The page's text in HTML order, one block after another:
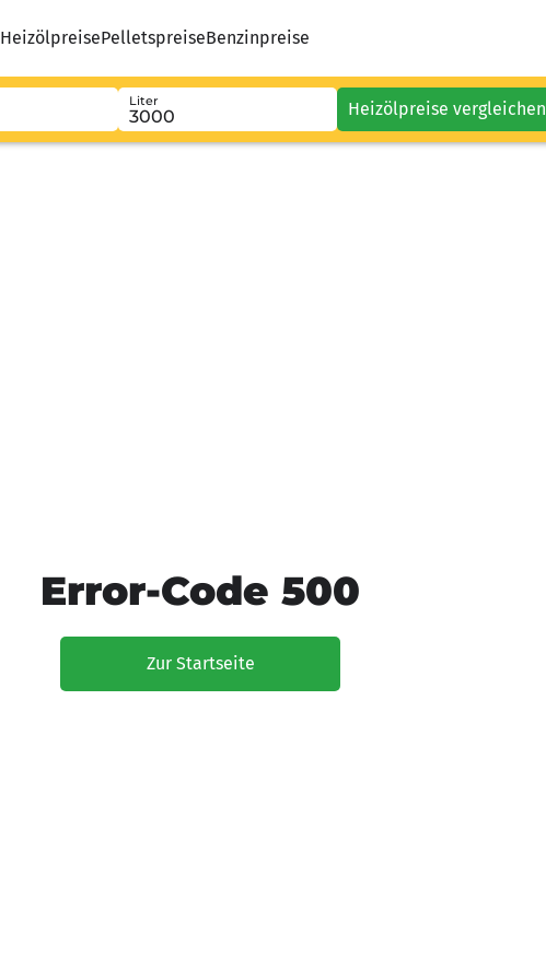
HeizölpreisePelletspreiseBenzinpreise
Liter Heizölpreise vergleichen
Error-Code 500
Zur Startseite